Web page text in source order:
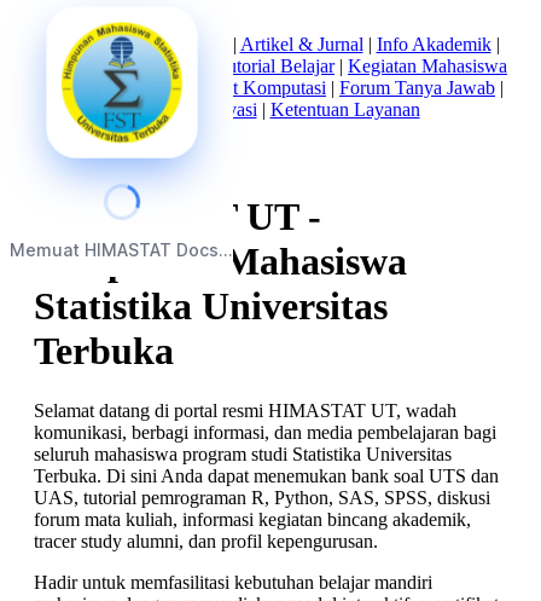
Memuat HIMASTAT Docs...
Beranda|Tentang Kami | Artikel & Jurnal | Info Akademik|
Mata Kuliah Statistika
Tutorial Belajar| Kegiatan Mahasiswa
Struktur Himpunan Alat Komputasi | Forum Tanya Jawab |
Kebijakan Privasi | Ketentuan Layanan
HIMASTAT UT -
Himpunan Mahasiswa
Statistika Universitas
Terbuka
Selamat datang di portal resmi HIMASTAT UT, wadah
komunikasi, berbagi informasi, dan media pembelajaran bagi
seluruh mahasiswa program studi Statistika Universitas
Terbuka. Di sini Anda dapat menemukan bank soal UTS dan
UAS, tutorial pemrograman R, Python, SAS, SPSS, diskusi
forum mata kuliah, informasi kegiatan bincang akademik,
tracer study alumni, dan profil kepengurusan.
Hadir untuk memfasilitasi kebutuhan belajar mandiri